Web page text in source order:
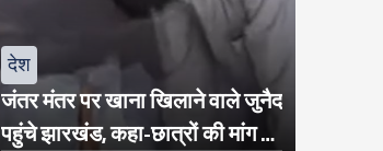
देश
जंतर मंतर पर खाना खिलाने वाले जुनैद
पहुंचे झारखंड, कहा-छात्रों की मांग का